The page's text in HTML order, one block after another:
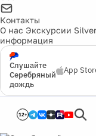
Контакты
О нас Экскурсии
информация
Слушайте
Серебряный
дождь
App
12+